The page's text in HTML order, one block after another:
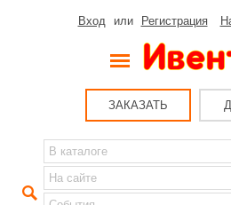
Вход или Регистрация
ЗАКАЗАТЬ